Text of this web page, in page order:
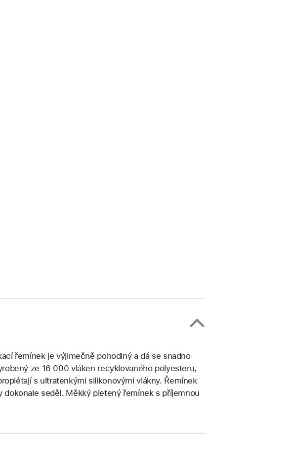
řemínek je výjimečně pohodlný a dá se snadno
ze 16 000 vláken recyklovaného polyesteru,
s ultratenkými silikonovými vlákny. Řemínek
dokonale seděl. Měkký pletený řemínek s příjemnou